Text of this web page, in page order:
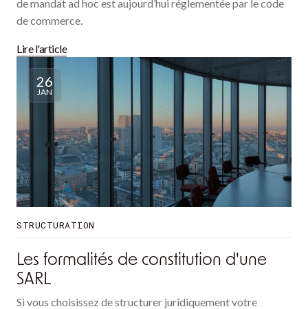
de mandat ad hoc est aujourd’hui réglementée par le code
de commerce.
Lire l'article
26
JAN
STRUCTURATION
Les formalités de constitution d'une
SARL
Si vous choisissez de structurer juridiquement votre